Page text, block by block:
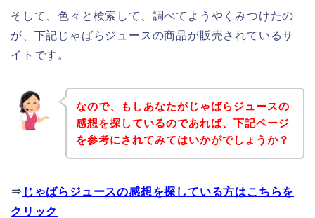
そして、色々と検索して、調べてようやくみつけたの
が、下記じゃばらジュースの商品が販売されているサ
イトです。
なので、もしあなたがじゃばらジュースの
感想を探しているのであれば、下記ページ
を参考にされてみてはいかがでしょうか？
⇒ じゃばらジュースの感想を探している方はこちらを
クリック